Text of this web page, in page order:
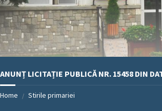
ANUNȚ LICITAȚIE PUBLICĂ NR. 15458 DIN
Home / Stirile primariei